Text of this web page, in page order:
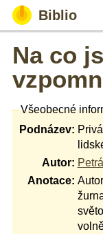
Biblio
Na co
Všeobecné
Podnázev:
Autor:
Anotace: